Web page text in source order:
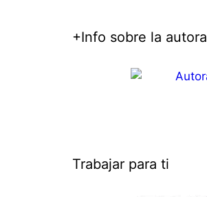
+Info sobre la autora
Trabajar para ti